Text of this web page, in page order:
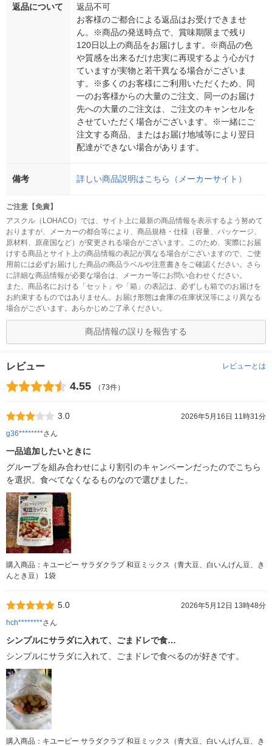
返品について
返品不可
お客様のご都合による返品はお受けできませ
ん。※商品の発送時点で、賞味期限まで残り
120日以上の商品をお届けします。※商品の色
や質感を出来るだけ忠実に再現するよう心がけ
ていますが実物と若干異なる場合がございま
す。※多くのお客様にご利用いただくため、同
一のお客様からの大量のご注文、同一のお届け
先への大量のご注文は、ご注文のキャンセルを
させていただく場合がございます。※一緒にご
注文する商品、またはお届け地域等により翌日
配達ができない場合があります。
備考 詳しい商品説明はこちら（メーカーサイト）
ご注意【免責】
アスクル（LOHACO）では、サイト上に最新の商品情報を表示するよう努めて
おりますが、メーカーの都合等により、商品規格・仕様（容量、パッケージ、
原材料、原産国など）が変更される場合がございます。このため、実際にお届
けする商品とサイト上の商品情報の表記が異なる場合がございますので、ご使
用前には必ずお届けした商品の商品ラベルや注意書きをご確認ください。さら
に詳細な商品情報が必要な場合は、メーカー等にお問い合わせください。
また、商品名における「セット」や「箱」の表記は、必ずしも箱でのお届けを
お約束するものではありません。お届け形態は倉庫の在庫状況等により異なる
場合がございます。あらかじめご了承ください。
商品情報の誤りを報告する
レビュー レビューとは
4.55 （73件）
3.0
2026年5月16日 11時31分
g36********さん
一品追加したいときに
グループを組み合わせにより割引のキャンペーンだったのでこちら
を選択。食べてなくなるものなので選びました。
購入商品：キユーピー サラダクラブ 和豆ミックス（青大豆、白いんげん豆、き
んとき豆） 1袋
5.0
2026年5月12日 13時48分
hch********さん
シンプルにサラダに入れて、ごまドレで食…
シンプルにサラダに入れて、ごまドレで食べるのが好きです。
購入商品：キユーピー サラダクラブ 和豆ミックス（青大豆、白いんげん豆、き